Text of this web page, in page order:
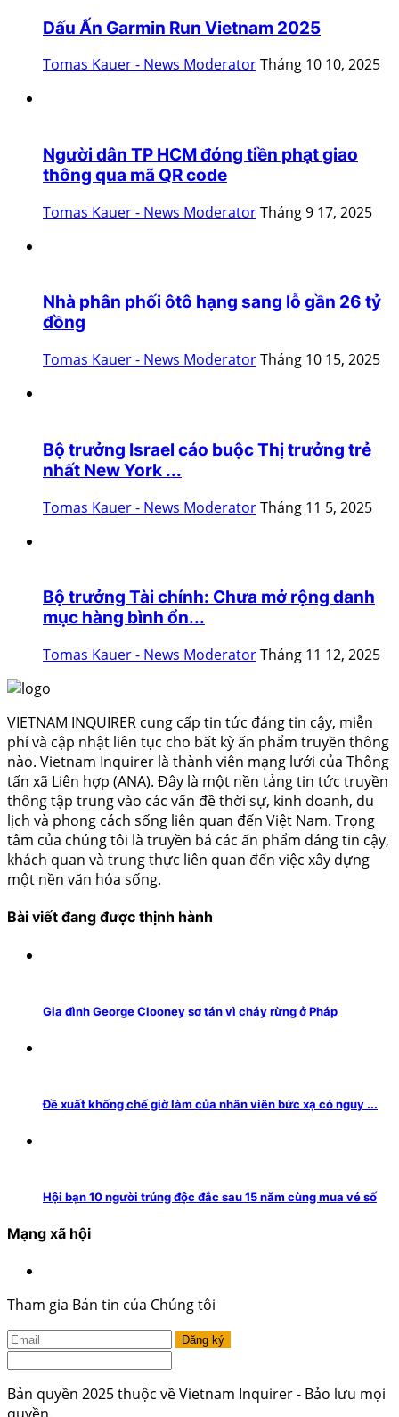
Dấu Ấn Garmin Run Vietnam 2025
Tomas Kauer - News ModeratorTháng 10 10, 2025
Người dân TP HCM đóng tiền phạt giao
thông qua mã QR code
Tomas Kauer - News ModeratorTháng 9 17, 2025
Nhà phân phối ôtô hạng sang lỗ gần 26 tỷ
đồng
Tomas Kauer - News ModeratorTháng 10 15, 2025
Bộ trưởng Israel cáo buộc Thị trưởng trẻ
nhất New York ...
Tomas Kauer - News ModeratorTháng 11 5, 2025
Bộ trưởng Tài chính: Chưa mở rộng danh
mục hàng bình ổn...
Tomas Kauer - News ModeratorTháng 11 12, 2025
VIETNAM INQUIRER cung cấp tin tức đáng tin cậy, miễn
phí và cập nhật liên tục cho bất kỳ ấn phẩm truyền thông
nào. Vietnam Inquirer là thành viên mạng lưới của Thông
tấn xã Liên hợp (ANA). Đây là một nền tảng tin tức truyền
thông tập trung vào các vấn đề thời sự, kinh doanh, du
lịch và phong cách sống liên quan đến Việt Nam. Trọng
tâm của chúng tôi là truyền bá các ấn phẩm đáng tin cậy,
khách quan và trung thực liên quan đến việc xây dựng
một nền văn hóa sống.
Bài viết đang được thịnh hành
Gia đình George Clooney sơ tán vì cháy rừng ở Pháp
Đề xuất khống chế giờ làm của nhân viên bức xạ có nguy ...
Hội bạn 10 người trúng độc đắc sau 15 năm cùng mua vé số
Mạng xã hội
Tham gia Bản tin của Chúng tôi
Đăng ký
Bản quyền 2025 thuộc về Vietnam Inquirer - Bảo lưu mọi